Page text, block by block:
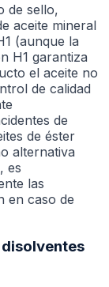
de sello,
aceite mineral
(aunque la
H1 garantiza
el aceite no
de calidad
de
de éster
alternativa
es
las
en caso de